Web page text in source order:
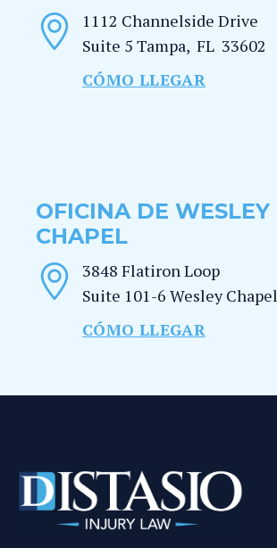
1112 Channelside Drive
Suite 5 Tampa, FL 33602
CÓMO LLEGAR
OFICINA DE WESLEY
CHAPEL
3848 Flatiron Loop
Suite 101-6 Wesley Chapel
CÓMO LLEGAR